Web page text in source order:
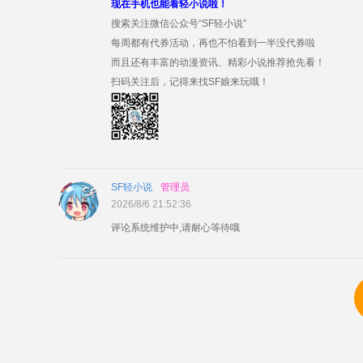
现在手机也能看轻小说啦！
搜索关注微信公众号“SF轻小说”
每周都有代券活动，再也不怕看到一半没代券啦
而且还有丰富的动漫资讯、精彩小说推荐抢先看！
扫码关注后，记得来找SF娘来玩哦！
SF轻小说 管理员
2026/8/6 21:52:36
评论系统维护中,请耐心等待哦